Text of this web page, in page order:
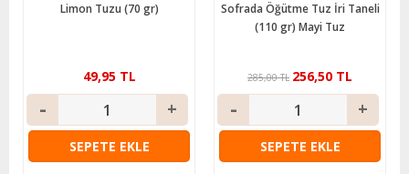
Limon Tuzu (70 gr)
49,95 TL
SEPETE EKLE
Sofrada Öğütme Tuz İri Taneli
(110 gr) Mayi Tuz
256,50 TL
285,00 TL
SEPETE EKLE